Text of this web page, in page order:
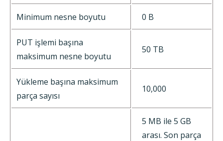
Minimum nesne boyutu 0 B
PUT işlemi başına
maksimum nesne boyutu
50 TB
Yükleme başına maksimum
parça sayısı
10,000
5 MB ile 5 GB
arası. Son parça